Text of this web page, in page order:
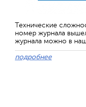
Технические
номер журнала
журнала можно в
подробнее